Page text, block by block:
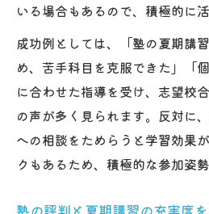
いる場合もあるので、積極的に
成功例としては、「塾の夏期講
め、苦手科目を克服できた」「
に合わせた指導を受け、志望校
の声が多く見られます。反対に
への相談をためらうと学習効果
クもあるため、積極的な参加姿